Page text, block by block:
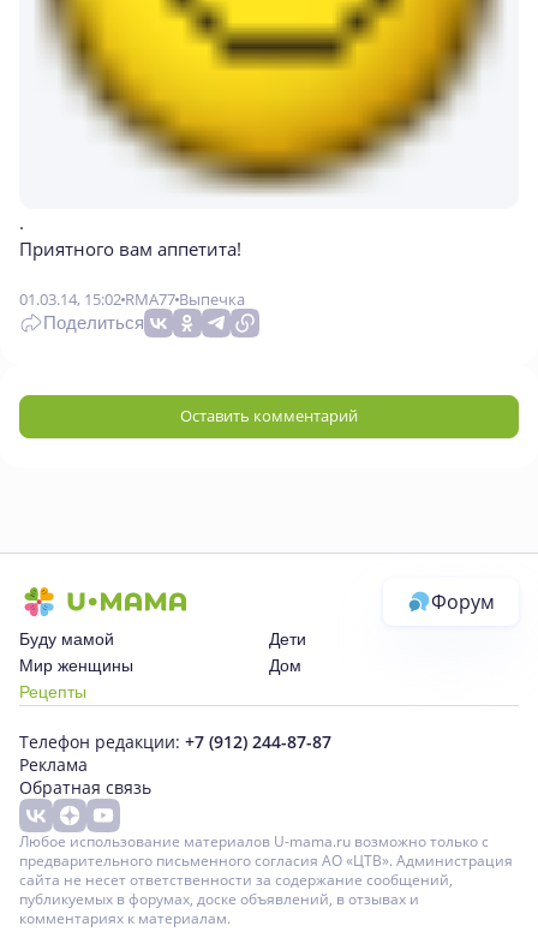
.
Приятного вам аппетита!
01.03.14, 15:02 RMA77 Выпечка
Поделиться
Оставить комментарий
Форум
Буду мамой
Дети
Мир женщины
Дом
Рецепты
Телефон редакции: +7 (912) 244-87-87
Реклама
Обратная связь
Любое использование материалов U-mama.ru возможно только с
предварительного письменного согласия АО «ЦТВ». Администрация
сайта не несет ответственности за содержание сообщений,
публикуемых в форумах, доске объявлений, в отзывах и
комментариях к материалам.